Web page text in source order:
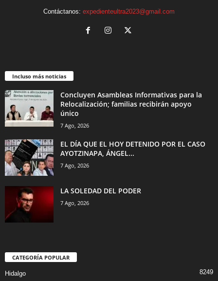
Contáctanos: expedienteultra2023@gmail.com
Incluso más noticias
Concluyen Asambleas Informativas para la
Relocalización; familias recibirán apoyo
único
7 Ago, 2026
EL DÍA QUE EL HOY DETENIDO POR EL CASO
AYOTZINAPA, ÁNGEL...
7 Ago, 2026
LA SOLEDAD DEL PODER
7 Ago, 2026
CATEGORÍA POPULAR
Hidalgo 8249